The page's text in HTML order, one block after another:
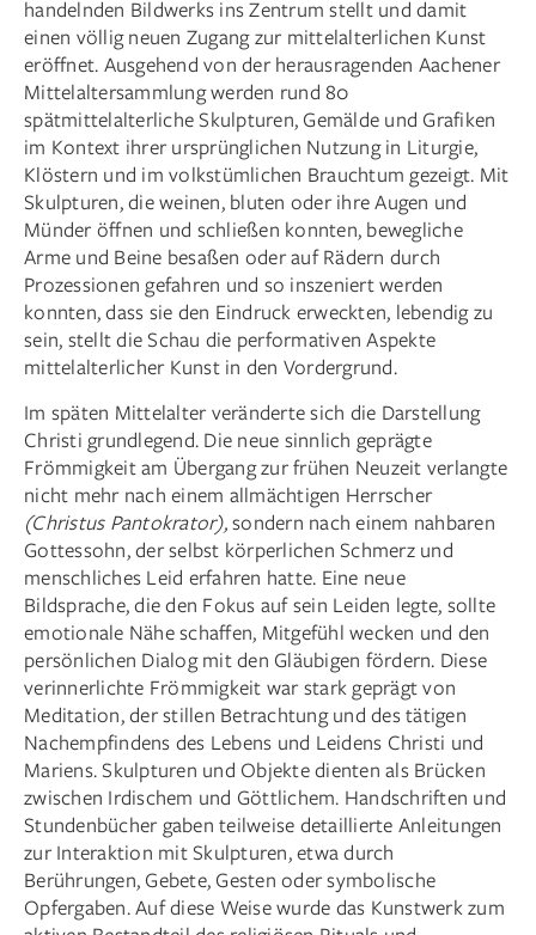
handelnden Bildwerks ins Zentrum stellt und damit
einen völlig neuen Zugang zur mittelalterlichen Kunst
eröffnet. Ausgehend von der herausragenden Aachener
Mittelaltersammlung werden rund 80
spätmittelalterliche Skulpturen, Gemälde und Grafiken
im Kontext ihrer ursprünglichen Nutzung in Liturgie,
Klöstern und im volkstümlichen Brauchtum gezeigt. Mit
Skulpturen, die weinen, bluten oder ihre Augen und
Münder öffnen und schließen konnten, bewegliche
Arme und Beine besaßen oder auf Rädern durch
Prozessionen gefahren und so inszeniert werden
konnten, dass sie den Eindruck erweckten, lebendig zu
sein, stellt die Schau die performativen Aspekte
mittelalterlicher Kunst in den Vordergrund.
Im späten Mittelalter veränderte sich die Darstellung
Christi grundlegend. Die neue sinnlich geprägte
Frömmigkeit am Übergang zur frühen Neuzeit verlangte
nicht mehr nach einem allmächtigen Herrscher
(Christus Pantokrator),sondern nach einem nahbaren
Gottessohn, der selbst körperlichen Schmerz und
menschliches Leid erfahren hatte. Eine neue
Bildsprache, die den Fokus auf sein Leiden legte, sollte
emotionale Nähe schaffen, Mitgefühl wecken und den
persönlichen Dialog mit den Gläubigen fördern. Diese
verinnerlichte Frömmigkeit war stark geprägt von
Meditation, der stillen Betrachtung und des tätigen
Nachempfindens des Lebens und Leidens Christi und
Mariens. Skulpturen und Objekte dienten als Brücken
zwischen Irdischem und Göttlichem. Handschriften und
Stundenbücher gaben teilweise detaillierte Anleitungen
zur Interaktion mit Skulpturen, etwa durch
Berührungen, Gebete, Gesten oder symbolische
Opfergaben. Auf diese Weise wurde das Kunstwerk zum